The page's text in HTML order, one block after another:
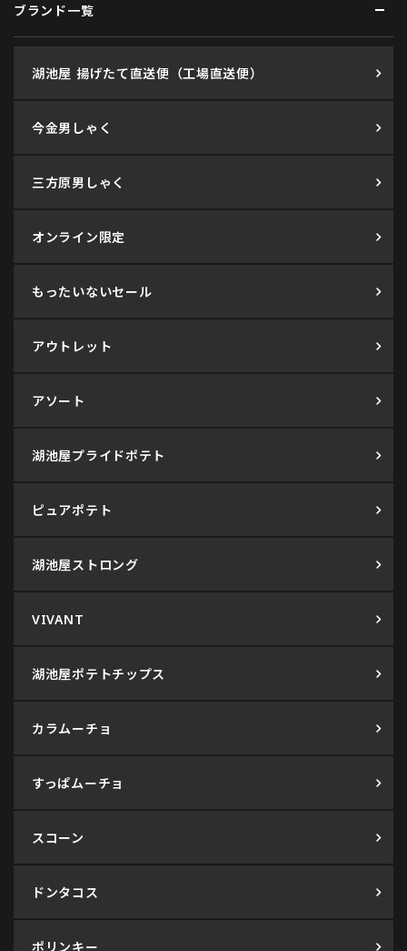
ブランド一覧
湖池屋 揚げたて直送便（工場直送便）
今金男しゃく
三方原男しゃく
オンライン限定
もったいないセール
アウトレット
アソート
湖池屋プライドポテト
ピュアポテト
湖池屋ストロング
VIVANT
湖池屋ポテトチップス
カラムーチョ
すっぱムーチョ
スコーン
ドンタコス
ポリンキー